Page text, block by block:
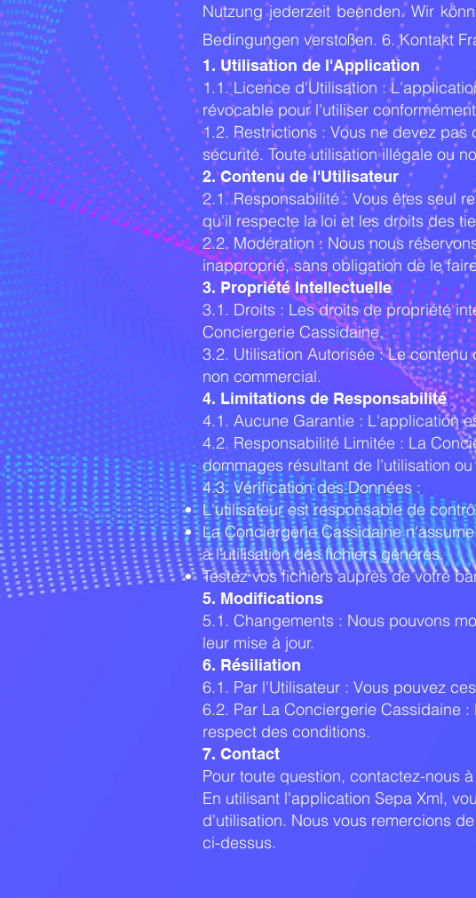
Nutzung jederzeit beenden. Wir
Bedingungen verstoßen. 6. Kontakt
1. Utilisation de l'Application
1.1. Licence d'Utilisation :
révocable pour l'utiliser
1.2. Restrictions : Vous ne devez
sécurité. Toute utilisation illégale ou
2. Contenu de l'Utilisateur
2.1. Responsabilité : Vous êtes seul
qu'il respecte la loi et les droits des
2.2. Modération : Nous nous
inapproprié, sans obligation de le
3. Propriété Intellectuelle
3.1. Droits : Les droits de propriété
Conciergerie Cassidaine.
3.2. Utilisation Autorisée : Le
non commercial.
4. Limitations de Responsabilité
4.1. Aucune Garantie : L'application
4.2. Responsabilité Limitée : La
dommages résultant de l'utilisation
4.3. Vérification des Données :
L'utilisateur est responsable de
La Conciergerie Cassidaine
à l'utilisation des fichiers générés.
Testez vos fichiers auprès de votre
5. Modifications
5.1. Changements : Nous pouvons
leur mise à jour.
6. Résiliation
6.1. Par l'Utilisateur : Vous pouvez
6.2. Par La Conciergerie Cassidaine
respect des conditions.
7. Contact
Pour toute question, contactez-nous
En utilisant l'application Sepa Xml,
d'utilisation. Nous vous remercions
ci-dessus.